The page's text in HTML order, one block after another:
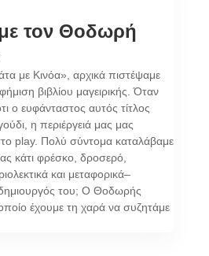
με τον Θοδωρή
με Κινόα», αρχικά πιστέψαμε
βιβλίου μαγειρικής. Όταν
ο ευφάνταστος αυτός τίτλος
η περιέργειά μας μας
play. Πολύ σύντομα καταλάβαμε
κάτι φρέσκο, δροσερό,
και μεταφορικά–
δημιουργός του; Ο Θοδωρής
έχουμε τη χαρά να συζητάμε